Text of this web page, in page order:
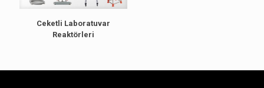
Ceketli Laboratuvar
Reaktörleri